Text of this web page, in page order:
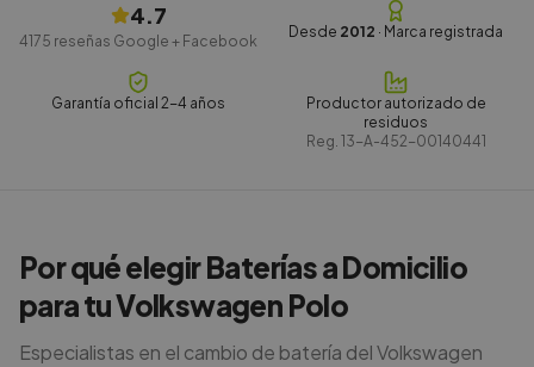
4.7
4175 reseñas Google + Facebook
Desde 2012 · Marca registrada
Garantía oficial 2-4 años
Productor autorizado de
residuos
Reg. 13-A-452-00140441
Por qué elegir Baterías a Domicilio
para tu Volkswagen Polo
Especialistas en el cambio de batería del Volkswagen